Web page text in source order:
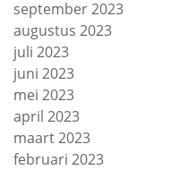
september 2023
augustus 2023
juli 2023
juni 2023
mei 2023
april 2023
maart 2023
februari 2023